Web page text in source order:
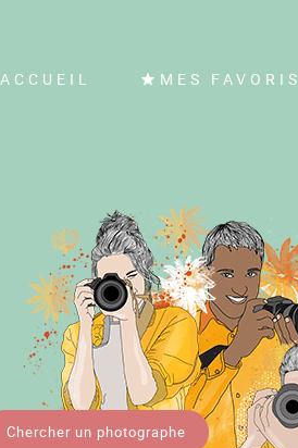
ACCUEIL MES FAVORIS
Chercher un photographe